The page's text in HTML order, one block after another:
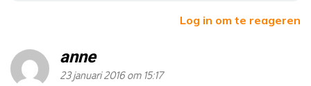
Log in om te reageren
anne
23 januari 2016 om 15:17